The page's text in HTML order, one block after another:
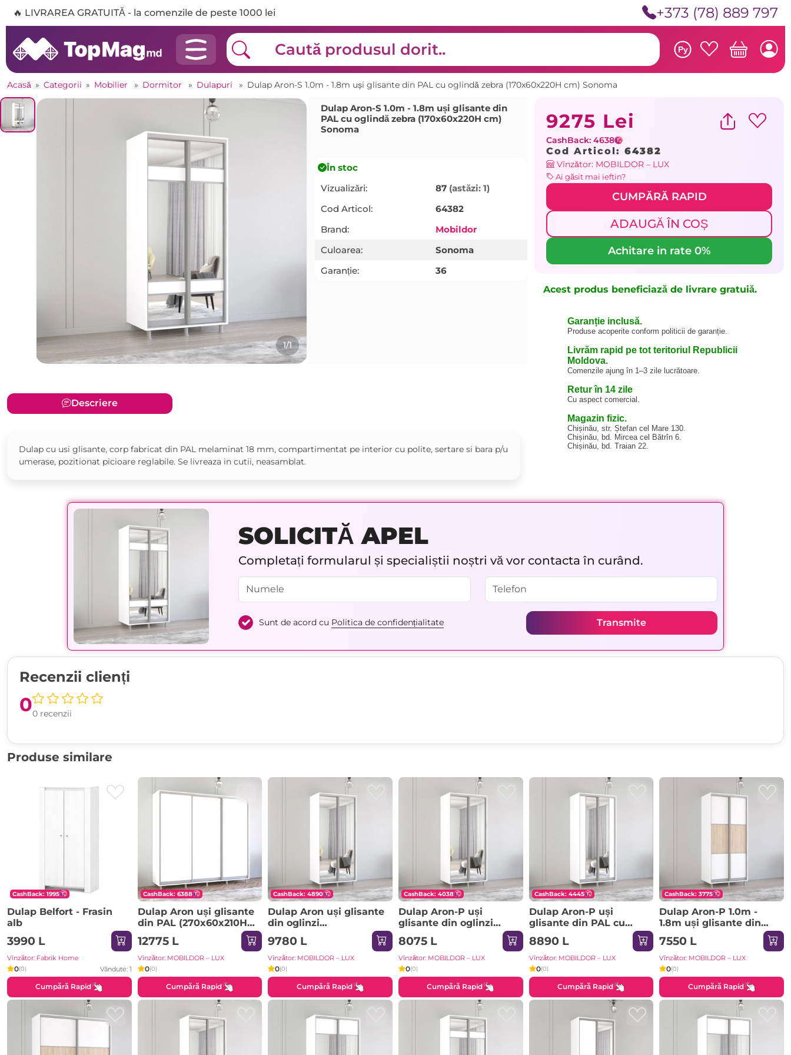
🔥 LIVRAREA GRATUITĂ - la comenzile de peste 1000 lei +373 (78) 889 797
Ру
Acasă » Categorii » Mobilier » Dormitor » Dulapuri » Dulap Aron-S 1.0m - 1.8m uși glisante din PAL cu oglindă zebra (170x60x220H cm) Sonoma
1/1
Dulap Aron-S 1.0m - 1.8m uși glisante din
PAL cu oglindă zebra (170x60x220H cm)
Sonoma
În stoc
Vizualizări:
87 (astăzi: 1)
Cod Articol:
64382
Brand:
Mobildor
Culoarea:
Sonoma
Garanție:
36
Descriere
Dulap cu usi glisante, corp fabricat din PAL melaminat 18 mm, compartimentat pe interior cu polite, sertare si bara p/u
umerase, pozitionat picioare reglabile. Se livreaza in cutii, neasamblat.
9275 Lei
CashBack: 4638
Cod Articol: 64382
Vînzător: MOBILDOR – LUX
Ai găsit mai ieftin?
CUMPĂRĂ RAPID
ADAUGĂ ÎN COȘ
Achitare in rate 0%
Acest produs beneficiază de livrare gratuiă.
Garanție inclusă.
Produse acoperite conform politicii de garanție.
Livrăm rapid pe tot teritoriul Republicii
Moldova.
Comenzile ajung în 1–3 zile lucrătoare.
Retur în 14 zile
Cu aspect comercial.
Magazin fizic.
Chișinău, str. Ștefan cel Mare 130.
Chișinău, bd. Mircea cel Bătrîn 6.
Chișinău, bd. Traian 22.
SOLICITĂ APEL
Completați formularul și specialiștii noștri vă vor contacta în curând.
Sunt de acord cu Politica de confidențialitate Transmite
Recenzii clienți
00 recenzii
Produse similare
CashBack: 1995
Dulap Belfort - Frasin
alb
3990 L
Vînzător: Fabrik Home
0(0) Vândute: 1
Cumpără Rapid
CashBack: 6388
Dulap Aron uși glisante
din PAL (270x60x210H
cm) Sonoma
12775 L
Vînzător: MOBILDOR – LUX
0(0)
Cumpără Rapid
CashBack: 4890
Dulap Aron uși glisante
din oglinzi
(170x60x240H cm) Alb
brilliant
9780 L
Vînzător: MOBILDOR – LUX
0(0)
Cumpără Rapid
CashBack: 4038
Dulap Aron-P uși
glisante din oglinzi
(130x60x230H cm)
Sonoma
8075 L
Vînzător: MOBILDOR – LUX
0(0)
Cumpără Rapid
CashBack: 4445
Dulap Aron-P uși
glisante din PAL cu
oglindă vertical
(180x60x210H cm)
Sonoma
8890 L
Vînzător: MOBILDOR – LUX
0(0)
Cumpără Rapid
CashBack: 3775
Dulap Aron-P 1.0m -
1.8m uși glisante din
PAL orizontal
(130x60x200H cm)
Sonoma
7550 L
Vînzător: MOBILDOR – LUX
0(0)
Cumpără Rapid